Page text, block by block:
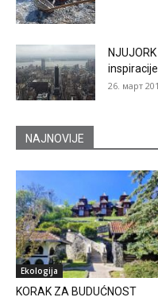
inspiracije
26. март
NAJNOVIJE
Ekologija
KORAK ZA BUDUĆNOST